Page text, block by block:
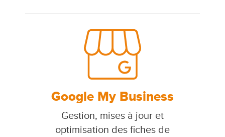
Google My Business
Gestion, mises à jour et
optimisation des fiches de